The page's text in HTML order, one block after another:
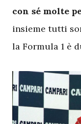
con sé molte
insieme tutti
la Formula 1 è